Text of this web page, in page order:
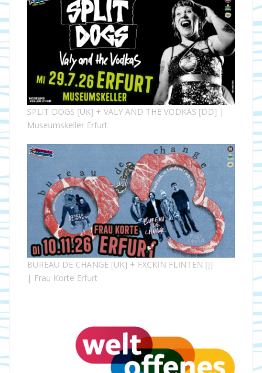
SPLIT DOGS [UK] + VALY AND THE VODKAS [DD] |
Museumskeller Erfurt
BUREAU DE CHANGE [UK] + FXCKIN FLINTEN [J]
| Frau Korte Erfurt